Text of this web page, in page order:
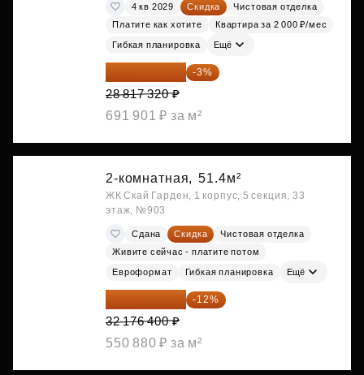
4 кв 2029 Скидка
Чистовая отделка
Платите как хотите
Квартира за 2 000 ₽/мес
Гибкая планировка Ещё
27 952 800 ₽ -3%
28 817 320 ₽
691 901 ₽ за м²
2-комнатная, 51.4м²
ЖК Скай Гарден, 1 корпус, 5 секция, 33
этаж, №903
Сдана Скидка
Чистовая отделка
Живите сейчас - платите потом
Евроформат Гибкая планировка Ещё
28 315 232 ₽ -12%
32 176 400 ₽
550 880 ₽ за м²